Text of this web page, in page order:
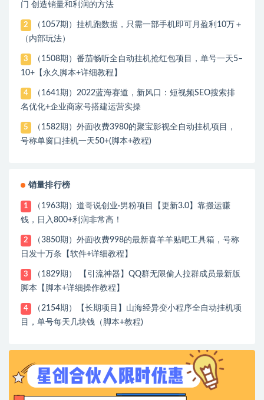
门 创造销量和利润的方法
2
（1057期）挂机跑数据，只需一部手机即可月盈利10万＋
（内部玩法）
3
（1508期）番茄畅听全自动挂机抢红包项目，单号一天5–
10+【永久脚本+详细教程】
4
（1641期）2022蓝海赛道，新风口：短视频SEO搜索排
名优化+企业商家号搭建运营实操
5
（1582期）外面收费3980的聚宝影视全自动挂机项目，
号称单窗口挂机一天50+(脚本+教程)
销量排行榜
1
（1963期）道哥说创业·男粉项目【更新3.0】靠搬运赚
钱，日入800+利润非常高！
2
（3850期）外面收费998的最新喜羊羊贴吧工具箱，号称
日发十万条【软件+详细教程】
3
（1829期） 【引流神器】QQ群无限偷人拉群成员最新版
脚本【脚本+详细操作教程】
4
（2154期）【长期项目】山海经异变小程序全自动挂机项
目，单号每天几块钱（脚本+教程)